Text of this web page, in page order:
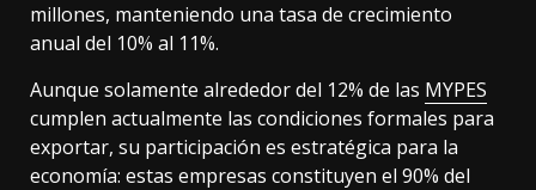
millones, manteniendo una tasa de crecimiento
anual del 10% al 11%.
Aunque solamente alrededor del 12% de las MYPES
cumplen actualmente las condiciones formales para
exportar, su participación es estratégica para la
economía: estas empresas constituyen el 90% del